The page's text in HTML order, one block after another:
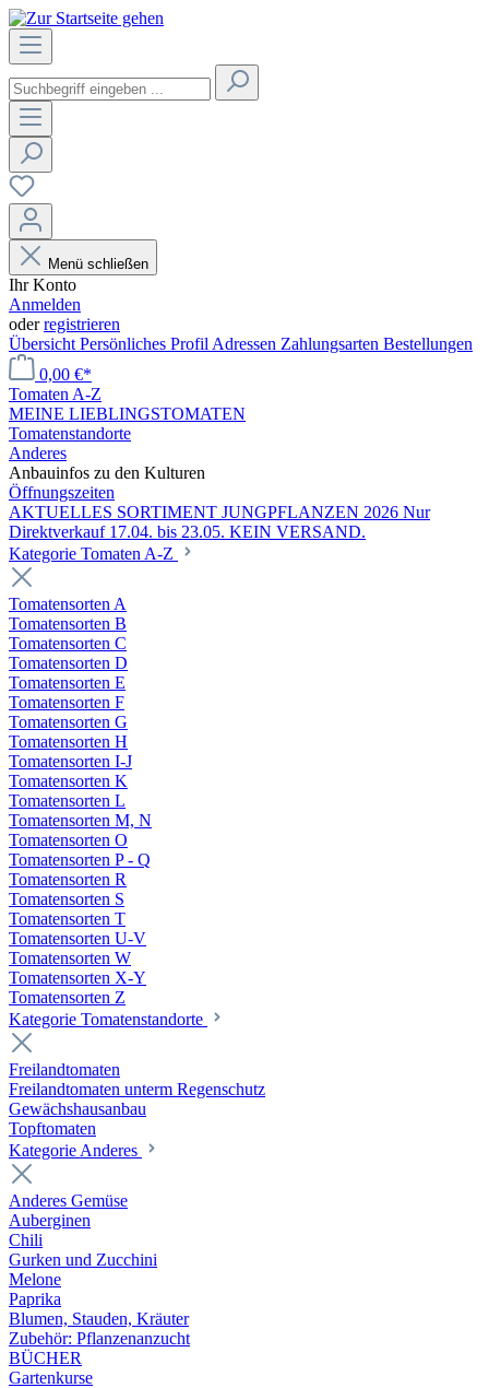
Menü schließen
Ihr Konto
Anmelden
oderregistrieren
Übersicht Persönliches Profil Adressen Zahlungsarten Bestellungen
0,00 €*
Tomaten A-Z
MEINE LIEBLINGSTOMATEN
Tomatenstandorte
Anderes
Anbauinfos zu den Kulturen
Öffnungszeiten
AKTUELLES SORTIMENT JUNGPFLANZEN 2026 Nur
Direktverkauf 17.04. bis 23.05. KEIN VERSAND.
Kategorie Tomaten A-Z
Tomatensorten A
Tomatensorten B
Tomatensorten C
Tomatensorten D
Tomatensorten E
Tomatensorten F
Tomatensorten G
Tomatensorten H
Tomatensorten I-J
Tomatensorten K
Tomatensorten L
Tomatensorten M, N
Tomatensorten O
Tomatensorten P - Q
Tomatensorten R
Tomatensorten S
Tomatensorten T
Tomatensorten U-V
Tomatensorten W
Tomatensorten X-Y
Tomatensorten Z
Kategorie Tomatenstandorte
Freilandtomaten
Freilandtomaten unterm Regenschutz
Gewächshausanbau
Topftomaten
Kategorie Anderes
Anderes Gemüse
Auberginen
Chili
Gurken und Zucchini
Melone
Paprika
Blumen, Stauden, Kräuter
Zubehör: Pflanzenanzucht
BÜCHER
Gartenkurse